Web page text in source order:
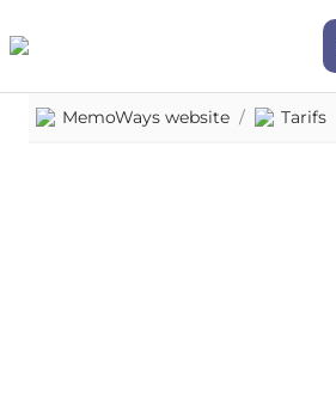
MemoWays website / Tarifs